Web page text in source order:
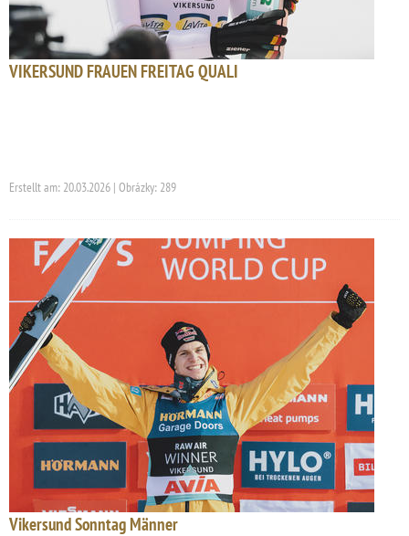
VIKERSUND FRAUEN FREITAG QUALI
Erstellt am: 20.03.2026 | Obrázky: 289
Vikersund Sonntag Männer